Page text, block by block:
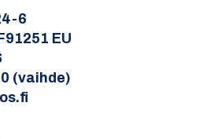
6
EU
(vaihde)